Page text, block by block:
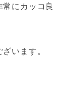
にカッコ良
います。